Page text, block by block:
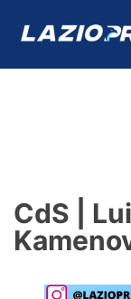
Formello
CdS |